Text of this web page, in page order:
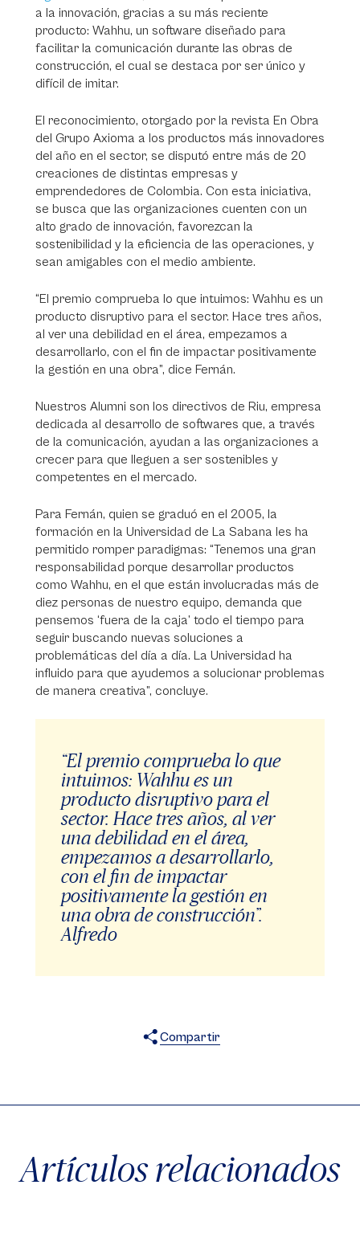
a la innovación, gracias a su más reciente
producto: Wahhu, un software diseñado para
facilitar la comunicación durante las obras de
construcción, el cual se destaca por ser único y
difícil de imitar.
El reconocimiento, otorgado por la revista En Obra
del Grupo Axioma a los productos más innovadores
del año en el sector, se disputó entre más de 20
creaciones de distintas empresas y
emprendedores de Colombia. Con esta iniciativa,
se busca que las organizaciones cuenten con un
alto grado de innovación, favorezcan la
sostenibilidad y la eficiencia de las operaciones, y
sean amigables con el medio ambiente.
“El premio comprueba lo que intuimos: Wahhu es un
producto disruptivo para el sector. Hace tres años,
al ver una debilidad en el área, empezamos a
desarrollarlo, con el fin de impactar positivamente
la gestión en una obra”, dice Fernán.
Nuestros Alumni son los directivos de Riu, empresa
dedicada al desarrollo de softwares que, a través
de la comunicación, ayudan a las organizaciones a
crecer para que lleguen a ser sostenibles y
competentes en el mercado.
Para Fernán, quien se graduó en el 2005, la
formación en la Universidad de La Sabana les ha
permitido romper paradigmas: “Tenemos una gran
responsabilidad porque desarrollar productos
como Wahhu, en el que están involucradas más de
diez personas de nuestro equipo, demanda que
pensemos ‘fuera de la caja’ todo el tiempo para
seguir buscando nuevas soluciones a
problemáticas del día a día. La Universidad ha
influido para que ayudemos a solucionar problemas
de manera creativa”, concluye.
“El premio comprueba lo que
intuimos: Wahhu es un
producto disruptivo para el
sector. Hace tres años, al ver
una debilidad en el área,
empezamos a desarrollarlo,
con el fin de impactar
positivamente la gestión en
una obra de construcción”.
Alfredo
Compartir
Artículos relacionados